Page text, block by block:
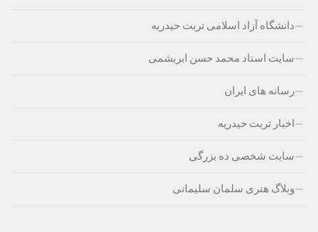
دانشگاه آزاد اسلامی تربت حیدریه
سایت استاد محمد حسن ابریشمی
رسانه های ایران
اخبار تربت حیدریه
سایت شخصی ده بزرگی
وبلاگ هنری سلمان سلیمانی